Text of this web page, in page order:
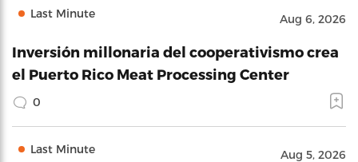
Last Minute Aug 6, 2026
Inversión millonaria del cooperativismo crea
el Puerto Rico Meat Processing Center
0
Last Minute Aug 5, 2026